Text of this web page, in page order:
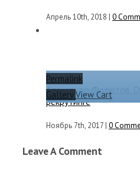
Апрель 10th, 2018 | 0
Permalink
GalleryView Cart
Александр Федотов. О
рекрутинге
Ноябрь 7th, 2017 | 0
Leave A Comment